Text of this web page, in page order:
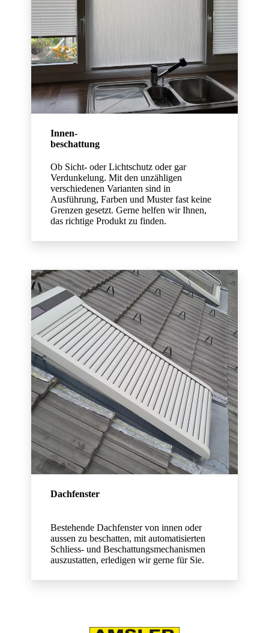
Innen-
beschattung
Ob Sicht- oder Lichtschutz oder gar
Verdunkelung. Mit den unzähligen
verschiedenen Varianten sind in
Ausführung, Farben und Muster fast keine
Grenzen gesetzt. Gerne helfen wir Ihnen,
das richtige Produkt zu finden.
Dachfenster
Bestehende Dachfenster von innen oder
aussen zu beschatten, mit automatisierten
Schliess- und Beschattungsmechanismen
auszustatten, erledigen wir gerne für Sie.